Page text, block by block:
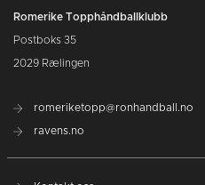
Romerike Topphåndballklubb
Postboks 35
2029 Rælingen
romeriketopp@ronhandball.no
ravens.no